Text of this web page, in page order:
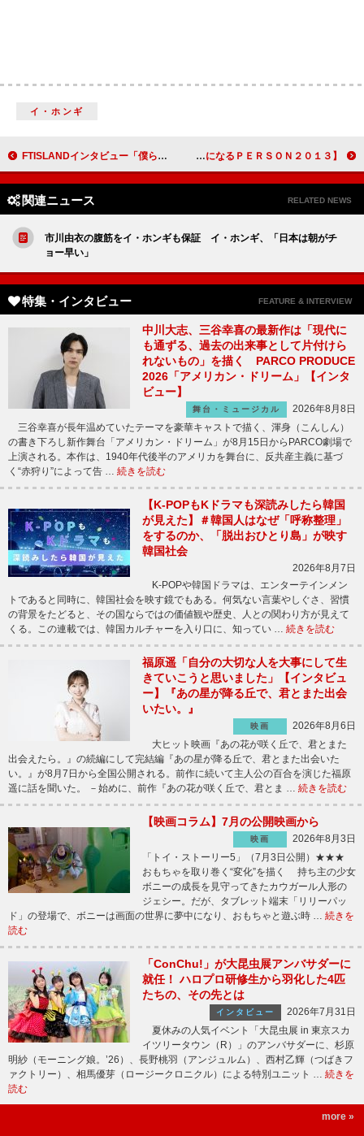
イ・ホンギ
FTISLANDインタビュー「僕らのライブに遊びにおいで！」 【気になるＰＥＲＳＯＮ２０１３】平田薫 ドラマ「ラスト・シンデレラ」
関連ニュース RELATED NEWS
市川由衣の腹筋をイ・ホンギも保証 イ・ホンギ、「日本は朝がチ
ョー早い」
特集・インタビュー FEATURE & INTERVIEW
中川大志、三谷幸喜の最新作は「現代に
も通ずる、過去の出来事として片付けら
れないもの」を描く PARCO PRODUCE
2026「アメリカン・ドリーム」【インタ
ビュー】
舞台・ミュージカル
2026年8月8日
三谷幸喜が長年温めていたテーマを豪華キャストで描く、渾身（こんしん）
の書き下ろし新作舞台「アメリカン・ドリーム」が8月15日からPARCO劇場で
上演される。本作は、1940年代後半のアメリカを舞台に、反共産主義に基づ
く“赤狩り”によって告 … 続きを読む
【K-POPもKドラマも深読みしたら韓国
が見えた】＃韓国人はなぜ「呼称整理」
をするのか、「脱出おひとり島」が映す
韓国社会
2026年8月7日
K-POPや韓国ドラマは、エンターテインメン
トであると同時に、韓国社会を映す鏡でもある。何気ない言葉やしぐさ、習慣
の背景をたどると、その国ならではの価値観や歴史、人との関わり方が見えて
くる。この連載では、韓国カルチャーを入り口に、知ってい … 続きを読む
福原遥「自分の大切な人を大事にして生
きていこうと思いました」【インタビュ
ー】『あの星が降る丘で、君とまた出会
いたい。』
映画
2026年8月6日
大ヒット映画『あの花が咲く丘で、君とまた
出会えたら。』の続編にして完結編『あの星が降る丘で、君とまた出会いた
い。』が8月7日から全国公開される。前作に続いて主人公の百合を演じた福原
遥に話を聞いた。 －始めに、前作『あの花が咲く丘で、君とま … 続きを読む
【映画コラム】7月の公開映画から
映画
2026年8月3日
「トイ・ストーリー5」（7月3日公開）★★★
おもちゃを取り巻く“変化”を描く 持ち主の少女
ボニーの成長を見守ってきたカウガール人形の
ジェシー。だが、タブレット端末「リリーパッ
ド」の登場で、ボニーは画面の世界に夢中になり、おもちゃと遊ぶ時 … 続きを
読む
「ConChu!」が大昆虫展アンバサダーに
就任！ ハロプロ研修生から羽化した4匹
たちの、その先とは
インタビュー
2026年7月31日
夏休みの人気イベント「大昆虫展 in 東京スカ
イツリータウン（R）」のアンバサダーに、杉原
明紗（モーニング娘。’26）、長野桃羽（アンジュルム）、西村乙輝（つばきフ
ァクトリー）、相馬優芽（ロージークロニクル）による特別ユニット … 続きを
読む
more »